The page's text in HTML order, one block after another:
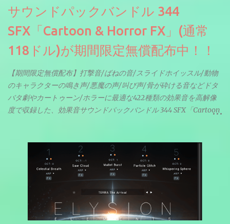
サウンドパックバンドル 344
SFX「Cartoon & Horror FX」(通常
118ドル)が期間限定無償配布中！！
【期間限定無償配布】打撃音/ばねの音/スライドホイッスル/動物
のキャラクターの鳴き声/悪魔の声/叫び声/骨が砕ける音などドタ
バタ劇やカートゥーン/ホラーに最適な422種類の効果音を高解像
度で収録した、効果音サウンドパックバンドル 344 SFX「Cartoon